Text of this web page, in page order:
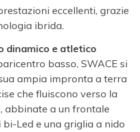
eccellenti, grazie
ibrida.
dinamico e atletico
basso, SWACE si
ampia impronta a terra
che fluiscono verso la
abbinate a un frontale
Led e una griglia a nido